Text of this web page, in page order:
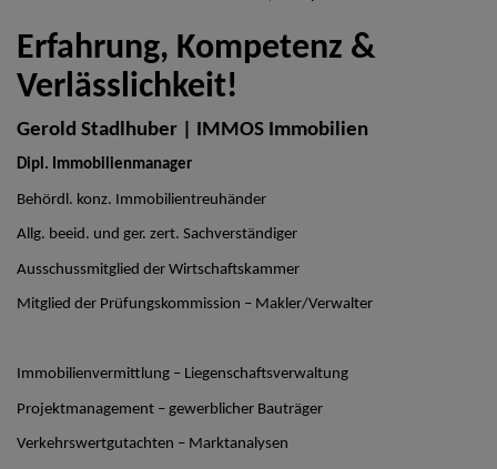
Erfahrung, Kompetenz &
Verlässlichkeit!
Gerold Stadlhuber | IMMOS Immobilien
Dipl. Immobilienmanager
Behördl. konz. Immobilientreuhänder
Allg. beeid. und ger. zert. Sachverständiger
Ausschussmitglied der Wirtschaftskammer
Mitglied der Prüfungskommission – Makler/Verwalter
Immobilienvermittlung – Liegenschaftsverwaltung
Projektmanagement – gewerblicher Bauträger
Verkehrswertgutachten – Marktanalysen